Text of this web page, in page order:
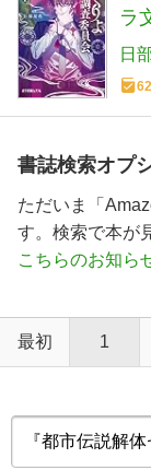
ラ
日
62
書誌検索オプ
ただいま「
す。検索で本が
こちらのお知ら
最初 1